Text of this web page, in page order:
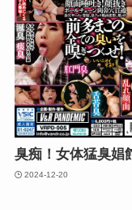
臭痴！女体猛臭娼
2024-12-20